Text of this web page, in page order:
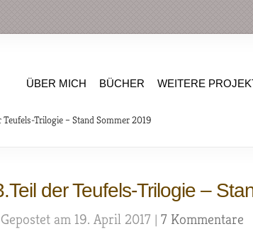
ÜBER MICH BÜCHER WEITERE
Trilogie – Stand Sommer 2019
der Teufels-Trilogie –
Gepostet am 19. April 2017 | 7 Kommentare